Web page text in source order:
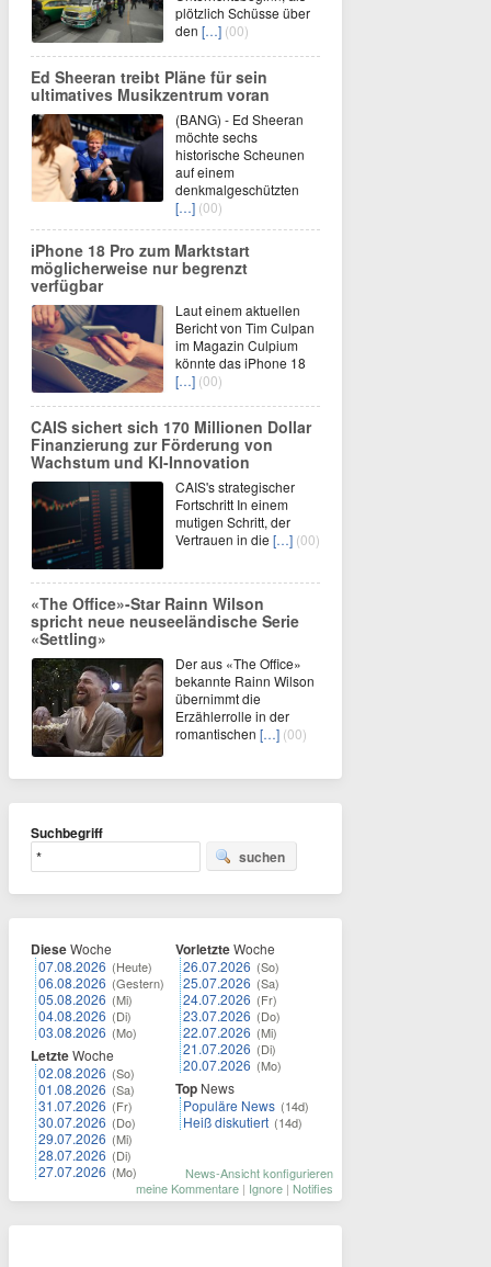
plötzlich Schüsse über
den […] (00)
Ed Sheeran treibt Pläne für sein
ultimatives Musikzentrum voran
(BANG) - Ed Sheeran
möchte sechs
historische Scheunen
auf einem
denkmalgeschützten
[…] (00)
iPhone 18 Pro zum Marktstart
möglicherweise nur begrenzt
verfügbar
Laut einem aktuellen
Bericht von Tim Culpan
im Magazin Culpium
könnte das iPhone 18
[…] (00)
CAIS sichert sich 170 Millionen Dollar
Finanzierung zur Förderung von
Wachstum und KI-Innovation
CAIS's strategischer
Fortschritt In einem
mutigen Schritt, der
Vertrauen in die […] (00)
«The Office»-Star Rainn Wilson
spricht neue neuseeländische Serie
«Settling»
Der aus «The Office»
bekannte Rainn Wilson
übernimmt die
Erzählerrolle in der
romantischen […] (00)
Suchbegriff
suchen
DieseWoche
07.08.2026 (Heute)
06.08.2026 (Gestern)
05.08.2026 (Mi)
04.08.2026 (Di)
03.08.2026 (Mo)
LetzteWoche
02.08.2026 (So)
01.08.2026 (Sa)
31.07.2026 (Fr)
30.07.2026 (Do)
29.07.2026 (Mi)
28.07.2026 (Di)
27.07.2026 (Mo)
VorletzteWoche
26.07.2026 (So)
25.07.2026 (Sa)
24.07.2026 (Fr)
23.07.2026 (Do)
22.07.2026 (Mi)
21.07.2026 (Di)
20.07.2026 (Mo)
Top News
Populäre News (14d)
Heiß diskutiert (14d)
News-Ansicht konfigurieren
meine Kommentare | Ignore | Notifies